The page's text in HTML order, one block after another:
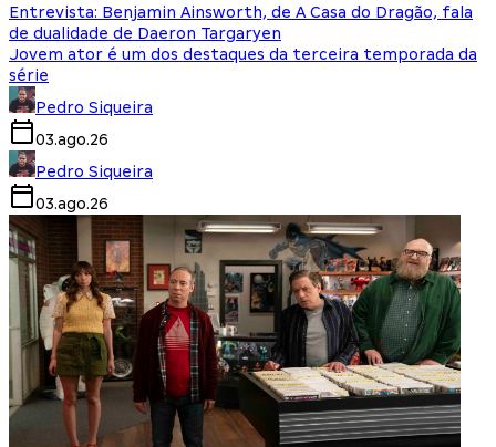
Entrevista: Benjamin Ainsworth, de A Casa do Dragão, fala
de dualidade de Daeron Targaryen
Jovem ator é um dos destaques da terceira temporada da
série
Pedro Siqueira
03.ago.26
Pedro Siqueira
03.ago.26